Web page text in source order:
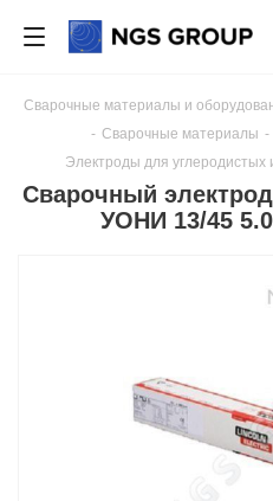
Сварочные материалы и
- Сварочные материалы -
Электроды для углеродистых
Сварочный
УОНИ 13/45